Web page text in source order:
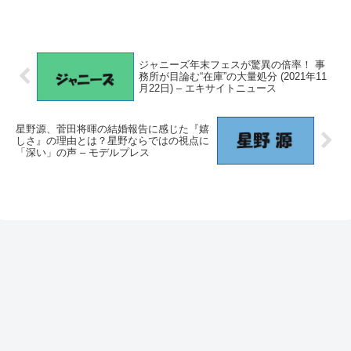
ジャニーズ年末フェスが驚異の倍率！ 事
務所が目論む“在庫”の大量処分 (2021年11
月22日) – エキサイトニュース
星野源、菅田将暉の結婚報告に感じた『嬉
しさ』の理由とは？星野ならではの視点に
「深い」の声 – モデルプレス